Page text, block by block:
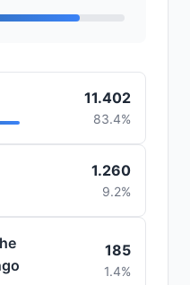
11.402
83.4%
1.260
9.2%
185
1.4%